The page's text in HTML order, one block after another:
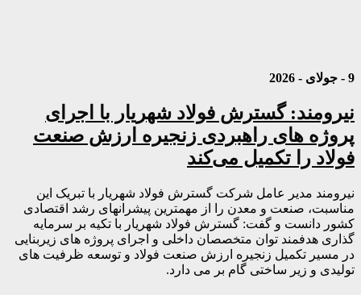
9 - جولای - 2026
نیرومند: گسترش فولاد شهریار با اجرای
پروژه های راهبردی زنجیره ارزش صنعت
فولاد را تکمیل می‌کند
نیرومند مدیر عامل شرکت گسترش فولاد شهریار با تبریک این
مناسبت، صنعت و معدن را از مهمترین پیشرانهای رشد اقتصادی
کشور دانست و گفت: گسترش فولاد شهریار با تکیه بر سرمایه
گذاری هدفمند توان متخصصان داخلی و اجرای پروژه های زیربنایی
در مسیر تکمیل زنجیره ارزش صنعت فولاد و توسعه ظرفیت های
تولیدی و زیر ساختی گام بر می دارد.